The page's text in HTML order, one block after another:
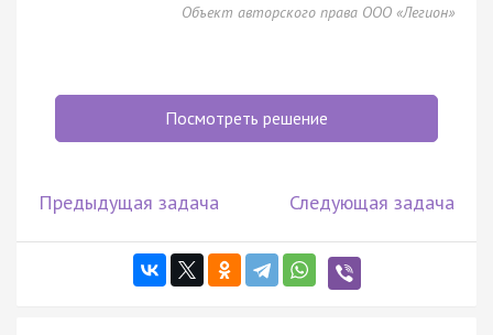
Объект авторского права ООО «Легион»
Посмотреть решение
Предыдущая задача Следующая задача